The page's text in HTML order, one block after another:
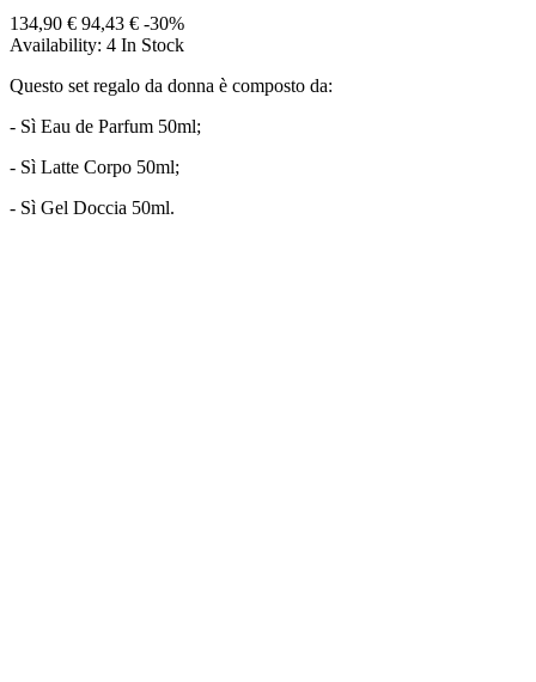
134,90 € 94,43 € -30%
Availability: 4 In Stock
Questo set regalo da donna è composto da:
- Sì Eau de Parfum 50ml;
- Sì Latte Corpo 50ml;
- Sì Gel Doccia 50ml.